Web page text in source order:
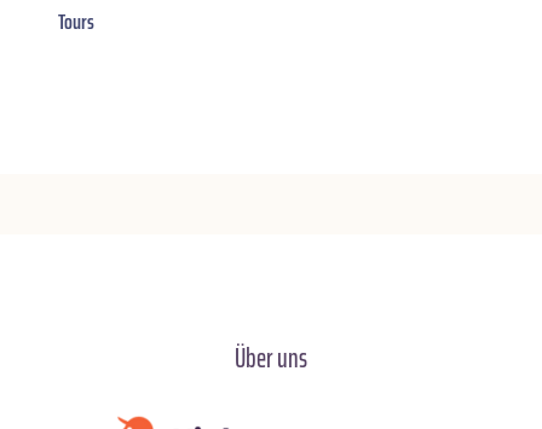
Tours
Über uns